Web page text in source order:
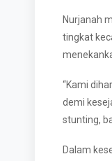
Nurjanah
tingkat
“Kami
demi
stunting,
Dalam